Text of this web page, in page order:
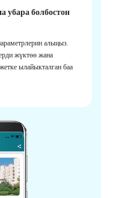
убара болбостон
алыңыз.
жүктөө жана
ылайыкталган баа